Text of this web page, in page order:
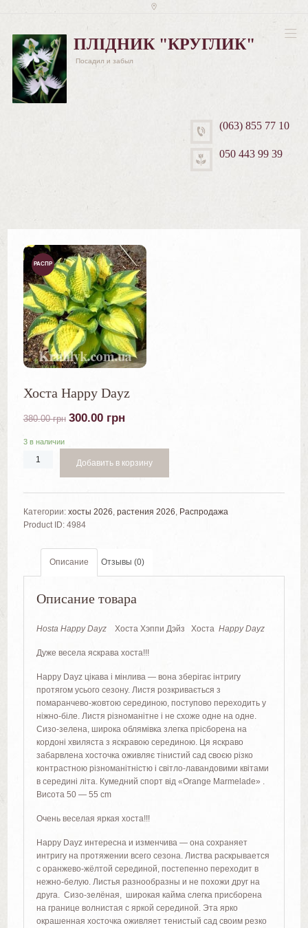
ПЛІДНИК "КРУГЛИК"
Посадил и забыл
(063) 855 77 10
050 443 99 39
РАСПР
ОДАЖ
А!
Хоста Happy Dayz
380.00грн 300.00 грн
3 в наличии
Добавить в корзину
Категории: хосты 2026, растения 2026, Распродажа
Product ID: 4984
Описание Отзывы (0)
Описание товара
Hosta Happy Dayz Хоста Хэппи Дэйз Хоста Happy Dayz
Дуже весела яскрава хоста!!!
Happy Dayz цікава і мінлива — вона зберігає інтригу
протягом усього сезону. Листя розкривається з
помаранчево-жовтою серединою, поступово переходить у
ніжно-біле. Листя різноманітне і не схоже одне на одне.
Сизо-зелена, широка облямівка злегка прісборена на
кордоні хвиляста з яскравою серединою. Ця яскраво
забарвлена хосточка оживляє тінистий сад своєю різко
контрастною різноманітністю і світло-лавандовими квітами
в середині літа. Кумедний спорт від «Orange Marmelade» .
Висота 50 — 55 cm
Очень веселая яркая хоста!!!
Happy Dayz интересна и изменчива — она сохраняет
интригу на протяжении всего сезона. Листва раскрывается
с оранжево-жёлтой серединой, постепенно переходит в
нежно-белую. Листья разнообразны и не похожи друг на
друга. Сизо-зелёная, широкая кайма слегка присборена
на границе волнистая с яркой серединой. Эта ярко
окрашенная хосточка оживляет тенистый сад своим резко